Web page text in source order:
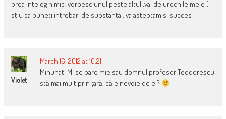
prea inteleg nimic ,vorbesc unul peste altul ,vai de urechile mele )
stiu ca puneti intrebari de substanta , va asteptam si succes
Violet
March 16, 2012 at 10:21
Minunat! Mi se pare mie sau domnul profesor Teodorescu
stă mai mult prin ţară, că e nevoie de el?